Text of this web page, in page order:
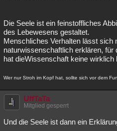
Die Seele ist ein feinstoffliches
des Lebewesens gestaltet.
Menschliches Verhalten lässt sich
naturwissenschaftlich erklären, für
hat dieWissenschaft keine
Wer nur Stroh im Kopf hat, sollte sich vor dem
UffTaTa
Mitglied gesperrt
Und die Seele ist dann ein